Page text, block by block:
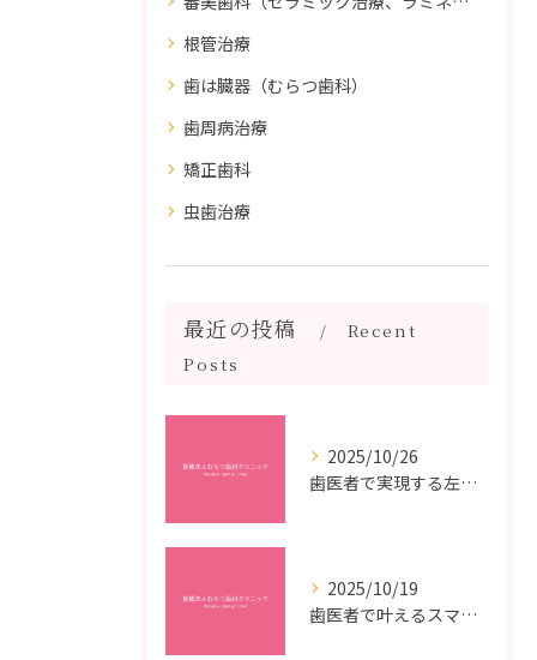
根管治療
歯は臓器（むらつ歯科）
歯周病治療
矯正歯科
虫歯治療
最近の投稿
Recent
Posts
2025/10/26
歯医者で実現する左右対称治療のポイントと矯正治療選びの疑問解決ガイド
2025/10/19
歯医者で叶えるスマイルメイクオーバーなら福岡県福岡市博多区博多駅前の最新矯正治療解説